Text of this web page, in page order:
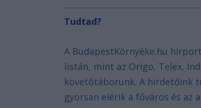
Tudtad?
A BudapestKörnyéke.hu
listán, mint az Origo, Telex,
követőtáborunk. A hirdetőink
gyorsan elérik a főváros és az